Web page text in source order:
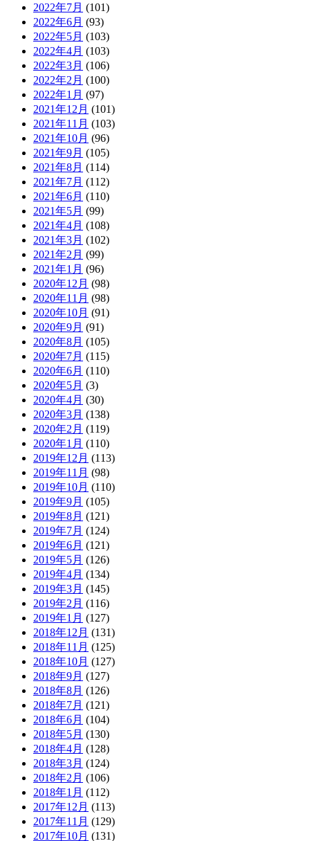
2022年7月 (101)
2022年6月 (93)
2022年5月 (103)
2022年4月 (103)
2022年3月 (106)
2022年2月 (100)
2022年1月 (97)
2021年12月 (101)
2021年11月 (103)
2021年10月 (96)
2021年9月 (105)
2021年8月 (114)
2021年7月 (112)
2021年6月 (110)
2021年5月 (99)
2021年4月 (108)
2021年3月 (102)
2021年2月 (99)
2021年1月 (96)
2020年12月 (98)
2020年11月 (98)
2020年10月 (91)
2020年9月 (91)
2020年8月 (105)
2020年7月 (115)
2020年6月 (110)
2020年5月 (3)
2020年4月 (30)
2020年3月 (138)
2020年2月 (119)
2020年1月 (110)
2019年12月 (113)
2019年11月 (98)
2019年10月 (110)
2019年9月 (105)
2019年8月 (121)
2019年7月 (124)
2019年6月 (121)
2019年5月 (126)
2019年4月 (134)
2019年3月 (145)
2019年2月 (116)
2019年1月 (127)
2018年12月 (131)
2018年11月 (125)
2018年10月 (127)
2018年9月 (127)
2018年8月 (126)
2018年7月 (121)
2018年6月 (104)
2018年5月 (130)
2018年4月 (128)
2018年3月 (124)
2018年2月 (106)
2018年1月 (112)
2017年12月 (113)
2017年11月 (129)
2017年10月 (131)